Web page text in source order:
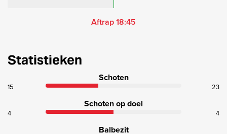
Aftrap 18:45
Statistieken
Schoten
15 23
Schoten op doel
4 4
Balbezit